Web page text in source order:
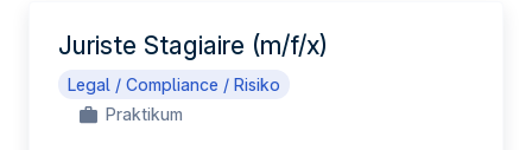
DE
Juriste Stagiaire (m/f/x)
Legal / Compliance / Risiko
Praktikum